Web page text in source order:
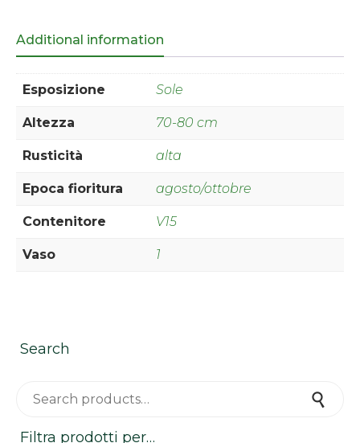
Additional information
Esposizione Sole
Altezza 70-80 cm
Rusticità alta
Epoca fioritura agosto/ottobre
Contenitore V15
Vaso 1
Search
Filtra prodotti per…